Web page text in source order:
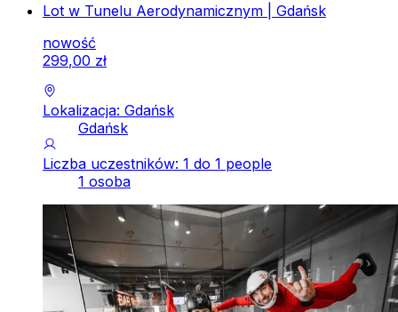
Lot w Tunelu Aerodynamicznym | Gdańsk
nowość
299,00 zł
Lokalizacja: Gdańsk
Gdańsk
Liczba uczestników: 1 do 1 people
1 osoba